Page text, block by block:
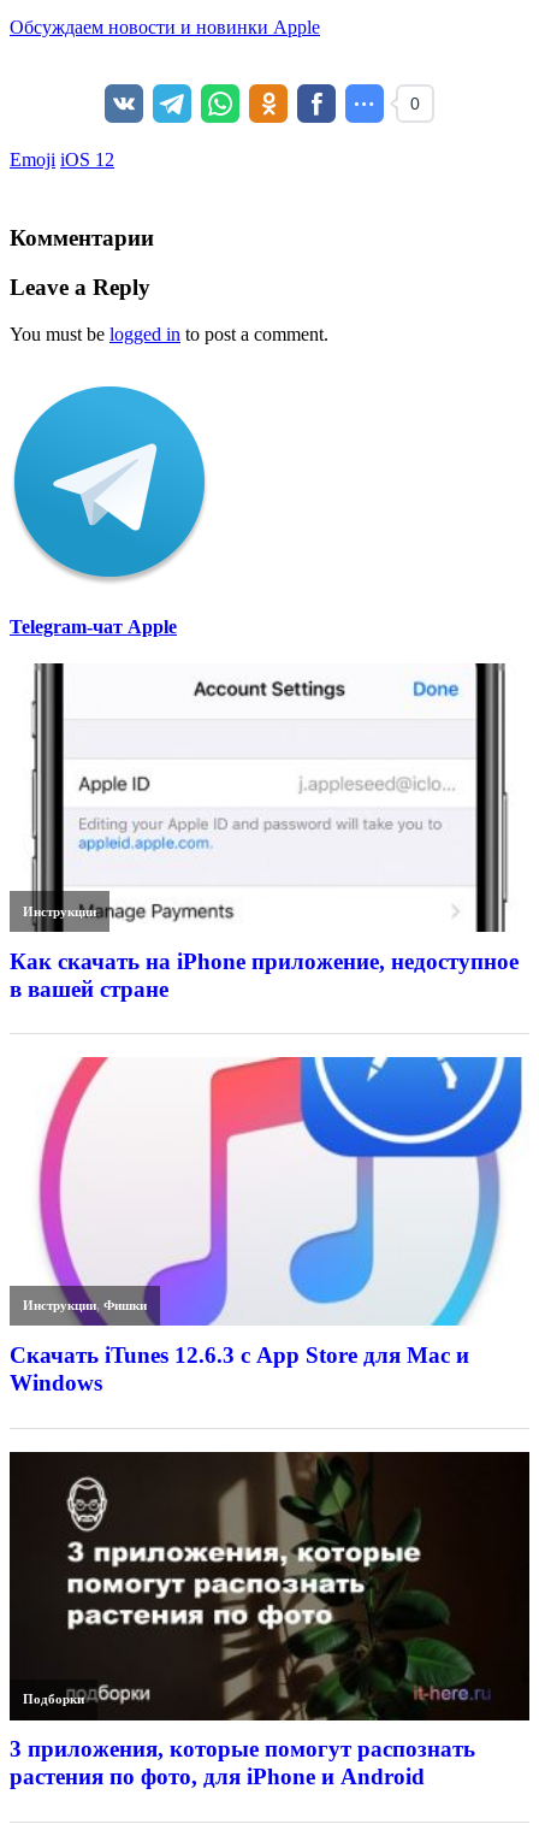
Обсуждаем новости и новинки Apple
0
Emoji iOS 12
Комментарии
Leave a Reply
You must be logged in to post a comment.
Telegram-чат Apple
Инструкции
Как скачать на iPhone приложение, недоступное
в вашей стране
Инструкции,Фишки
Скачать iTunes 12.6.3 с App Store для Mac и
Windows
Подборки
3 приложения, которые помогут распознать
растения по фото, для iPhone и Android